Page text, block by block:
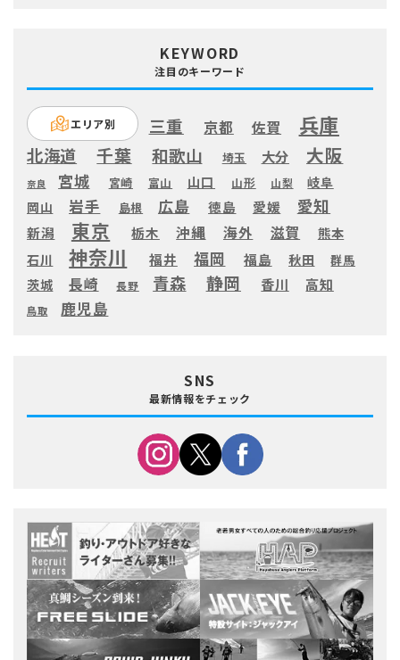
KEYWORD
注目のキーワード
エリア別 三重 京都 佐賀 兵庫
北海道 千葉 和歌山 埼玉 大分 大阪
奈良 宮城 宮崎 富山 山口 山形 山梨
岐阜
岡山
岩手 島根 広島 徳島 愛媛 愛知
新潟 東京 栃木 沖縄 海外 滋賀
熊本
石川
神奈川 福井 福岡 福島 秋田 群馬
茨城 長崎 長野 青森 静岡 香川 高知
鳥取 鹿児島
SNS
最新情報をチェック